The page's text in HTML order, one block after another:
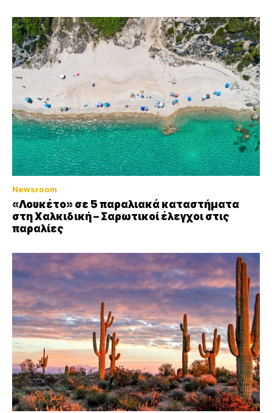
Newsroom
«Λουκέτο» σε 5 παραλιακά καταστήματα
στη Χαλκιδική – Σαρωτικοί έλεγχοι στις
παραλίες